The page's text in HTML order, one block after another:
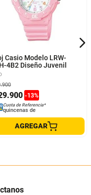
Casio Modelo LRW-
4B2 Diseño Juvenil
.900 -13%
.900
Cuota de Referencia*
quincenas de
AGREGAR